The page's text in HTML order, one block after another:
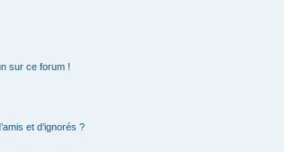
sur ce forum !
et d’ignorés ?